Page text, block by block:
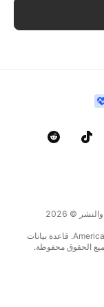
حدد البيانات المرجعية المقدمة من FactSet. حقوق الطبع والنشر © 2026
حقوق الطبع والنشر © 2026، American Bankers Association. قاعدة بيانات